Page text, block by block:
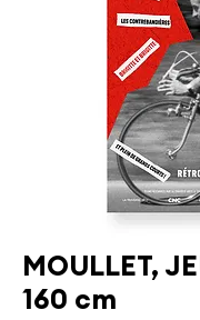
MOULLET,
160 cm